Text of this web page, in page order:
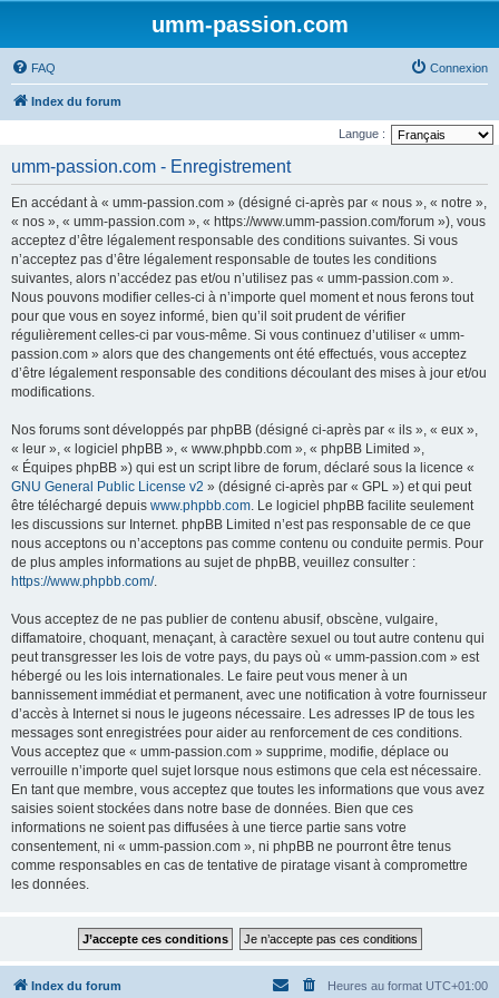
umm-passion.com
FAQ Connexion
Index du forum
Langue :
umm-passion.com - Enregistrement
En accédant à « umm-passion.com » (désigné ci-après par « nous », « notre »,
« nos », « umm-passion.com », « https://www.umm-passion.com/forum »), vous
acceptez d’être légalement responsable des conditions suivantes. Si vous
n’acceptez pas d’être légalement responsable de toutes les conditions
suivantes, alors n’accédez pas et/ou n’utilisez pas « umm-passion.com ».
Nous pouvons modifier celles-ci à n’importe quel moment et nous ferons tout
pour que vous en soyez informé, bien qu’il soit prudent de vérifier
régulièrement celles-ci par vous-même. Si vous continuez d’utiliser « umm-
passion.com » alors que des changements ont été effectués, vous acceptez
d’être légalement responsable des conditions découlant des mises à jour et/ou
modifications.
Nos forums sont développés par phpBB (désigné ci-après par « ils », « eux »,
« leur », « logiciel phpBB », « www.phpbb.com », « phpBB Limited »,
« Équipes phpBB ») qui est un script libre de forum, déclaré sous la licence «
GNU General Public License v2 » (désigné ci-après par « GPL ») et qui peut
être téléchargé depuis www.phpbb.com. Le logiciel phpBB facilite seulement
les discussions sur Internet. phpBB Limited n’est pas responsable de ce que
nous acceptons ou n’acceptons pas comme contenu ou conduite permis. Pour
de plus amples informations au sujet de phpBB, veuillez consulter :
https://www.phpbb.com/.
Vous acceptez de ne pas publier de contenu abusif, obscène, vulgaire,
diffamatoire, choquant, menaçant, à caractère sexuel ou tout autre contenu qui
peut transgresser les lois de votre pays, du pays où « umm-passion.com » est
hébergé ou les lois internationales. Le faire peut vous mener à un
bannissement immédiat et permanent, avec une notification à votre fournisseur
d’accès à Internet si nous le jugeons nécessaire. Les adresses IP de tous les
messages sont enregistrées pour aider au renforcement de ces conditions.
Vous acceptez que « umm-passion.com » supprime, modifie, déplace ou
verrouille n’importe quel sujet lorsque nous estimons que cela est nécessaire.
En tant que membre, vous acceptez que toutes les informations que vous avez
saisies soient stockées dans notre base de données. Bien que ces
informations ne soient pas diffusées à une tierce partie sans votre
consentement, ni « umm-passion.com », ni phpBB ne pourront être tenus
comme responsables en cas de tentative de piratage visant à compromettre
les données.
Index du forum Heures au format UTC+01:00